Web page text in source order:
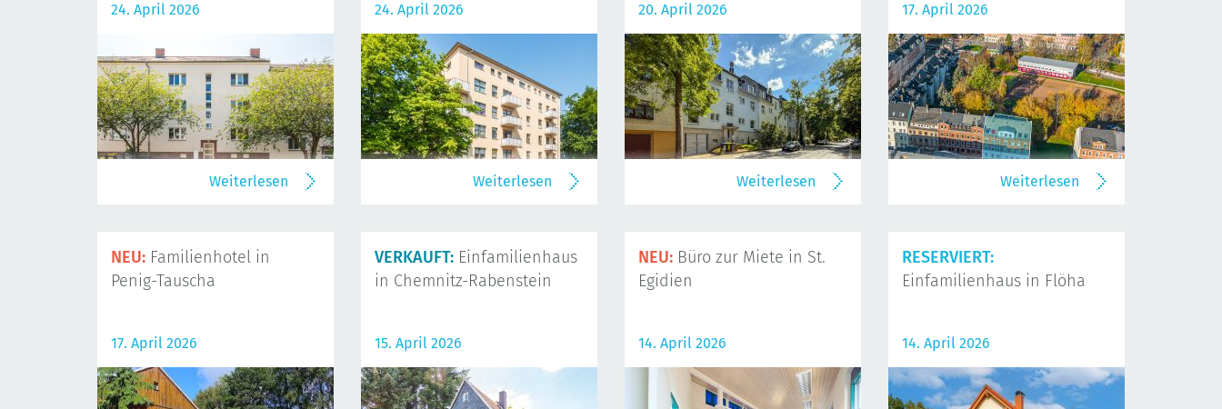
24. April 2026
Weiterlesen
24. April 2026
Weiterlesen
20. April 2026
Weiterlesen
17. April 2026
Weiterlesen
NEU: Familienhotel in
Penig-Tauscha
17. April 2026
VERKAUFT: Einfamilienhaus
in Chemnitz-Rabenstein
15. April 2026
NEU: Büro zur Miete in St.
Egidien
14. April 2026
RESERVIERT:
Einfamilienhaus in Flöha
14. April 2026